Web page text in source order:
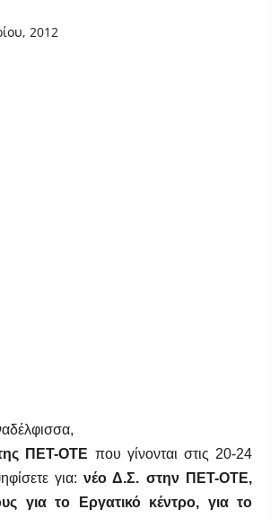
2012
ΠΕΤ-ΟΤΕ που γίνονται στις 20-24
για: νέο Δ.Σ. στην ΠΕΤ-ΟΤΕ,
για το Εργατικό κέντρο, για το